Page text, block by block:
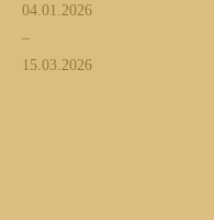
04.01.2026
–
15.03.2026